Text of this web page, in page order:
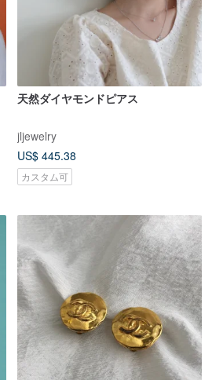
天然ダイヤモンドピアス
jljewelry
US$ 445.38
カスタム可